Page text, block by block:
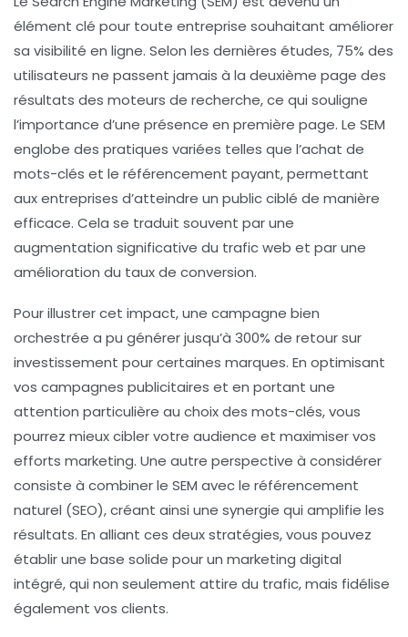
élément clé pour toute entreprise souhaitant améliorer
sa visibilité en ligne. Selon les dernières études, 75% des
utilisateurs ne passent jamais à la deuxième page des
résultats des moteurs de recherche, ce qui souligne
l’importance d’une présence en première page. Le SEM
englobe des pratiques variées telles que l’achat de
mots-clés et le référencement payant, permettant
aux entreprises d’atteindre un public ciblé de manière
efficace. Cela se traduit souvent par une
augmentation significative du trafic web et par une
amélioration du taux de conversion.
Pour illustrer cet impact, une campagne bien
orchestrée a pu générer jusqu’à 300% de retour sur
investissement pour certaines marques. En optimisant
vos campagnes publicitaires et en portant une
attention particulière au choix des mots-clés, vous
pourrez mieux cibler votre audience et maximiser vos
efforts marketing. Une autre perspective à considérer
consiste à combiner le SEM avec le référencement
naturel (SEO), créant ainsi une synergie qui amplifie les
résultats. En alliant ces deux stratégies, vous pouvez
établir une base solide pour un marketing digital
intégré, qui non seulement attire du trafic, mais fidélise
également vos clients.